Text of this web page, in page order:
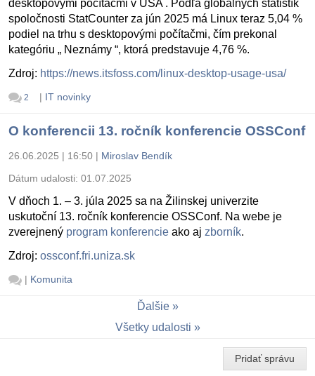
desktopovými počítačmi v USA . Podľa globálnych štatistík
spoločnosti StatCounter za jún 2025 má Linux teraz 5,04 %
podiel na trhu s desktopovými počítačmi, čím prekonal
kategóriu „ Neznámy “, ktorá predstavuje 4,76 %.
Zdroj: https://news.itsfoss.com/linux-desktop-usage-usa/
2 | IT novinky
O konferencii 13. ročník konferencie OSSConf
26.06.2025 | 16:50 | Miroslav Bendík
Dátum udalosti: 01.07.2025
V dňoch 1. – 3. júla 2025 sa na Žilinskej univerzite
uskutoční 13. ročník konferencie OSSConf. Na webe je
zverejnený program konferencie ako aj zborník.
Zdroj: ossconf.fri.uniza.sk
| Komunita
Ďalšie
Všetky udalosti
Pridať správu